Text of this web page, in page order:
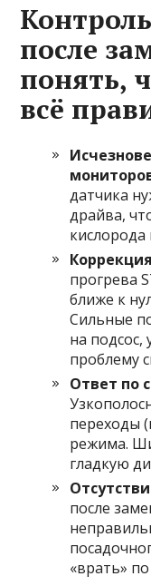
после
понять,
всё
датчика
драйва,
кислорода
прогрева
ближе к
Сильные
на подсос,
проблему
Ответ по
переходы
режима.
гладкую
после
«врать»